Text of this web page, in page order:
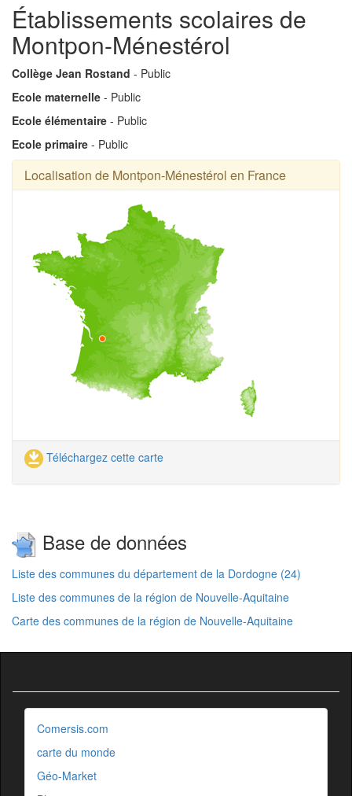
Établissements scolaires de
Montpon-Ménestérol
Collège Jean Rostand - Public
Ecole maternelle - Public
Ecole élémentaire - Public
Ecole primaire - Public
Localisation de Montpon-Ménestérol en France
Téléchargez cette carte
Base de données
Liste des communes du département de la Dordogne (24)
Liste des communes de la région de Nouvelle-Aquitaine
Carte des communes de la région de Nouvelle-Aquitaine
Comersis.com
carte du monde
Géo-Market